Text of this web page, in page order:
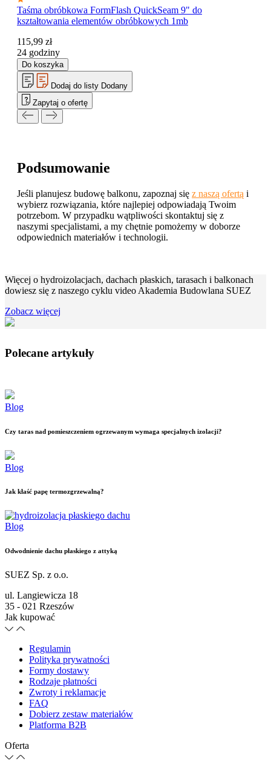
Taśma obróbkowa FormFlash QuickSeam 9" do
kształtowania elementów obróbkowych 1mb
115,99 zł
24 godziny
Do koszyka
Dodaj do listy Dodany
Zapytaj o ofertę
Podsumowanie
Jeśli planujesz budowę balkonu, zapoznaj się z naszą ofertą i
wybierz rozwiązania, które najlepiej odpowiadają Twoim
potrzebom. W przypadku wątpliwości skontaktuj się z
naszymi specjalistami, a my chętnie pomożemy w doborze
odpowiednich materiałów i technologii.
Więcej o hydroizolacjach, dachach płaskich, tarasach i balkonach
dowiesz się z naszego cyklu video Akademia Budowlana SUEZ
Zobacz więcej
Polecane artykuły
Blog
Czy taras nad pomieszczeniem ogrzewanym wymaga specjalnych izolacji?
Blog
Jak kłaść papę termozgrzewalną?
Blog
Odwodnienie dachu płaskiego z attyką
SUEZ Sp. z o.o.
ul. Langiewicza 18
35 - 021 Rzeszów
Jak kupować
Regulamin
Polityka prywatności
Formy dostawy
Rodzaje płatności
Zwroty i reklamacje
FAQ
Dobierz zestaw materiałów
Platforma B2B
Oferta